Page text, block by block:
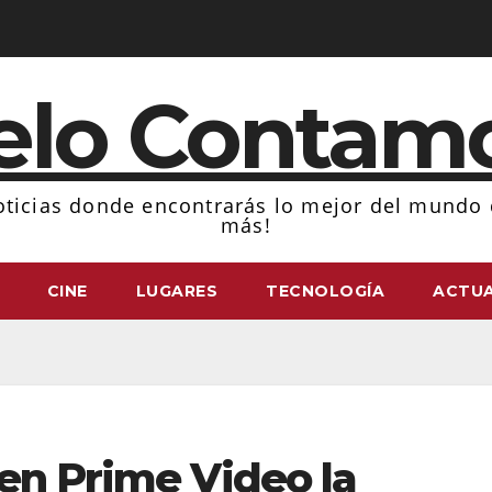
donde encontrarás lo mejor del
más!
CINE LUGARES TECNOLOGÍA
Prime Video la